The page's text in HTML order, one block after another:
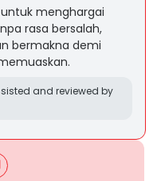
menghargai
rasa bersalah,
bermakna demi
and reviewed by